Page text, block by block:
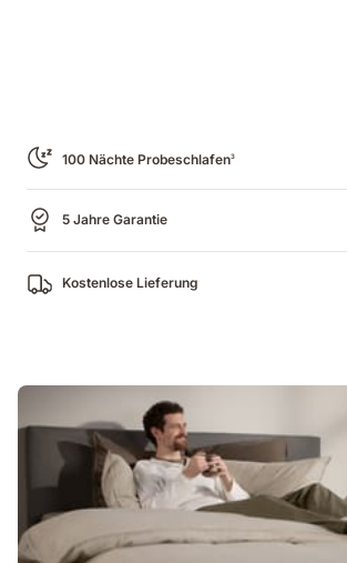
100 Nächte Probeschlafen3
5 Jahre Garantie
Kostenlose Lieferung